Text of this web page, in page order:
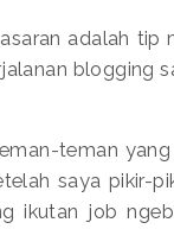
adalah
blogging
teman
saya pikir-
ikutan job